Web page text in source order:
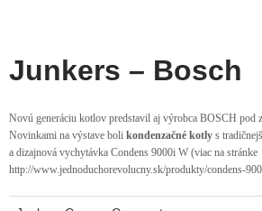
Junkers – Bosch
Novú generáciu kotlov predstavil aj výrobca BOSCH pod
Novinkami na výstave boli kondenzačné kotly s
a dizajnová vychytávka Condens 9000i W (viac na stránke
http://www.jednoduchorevolucny.sk/produkty/condens-